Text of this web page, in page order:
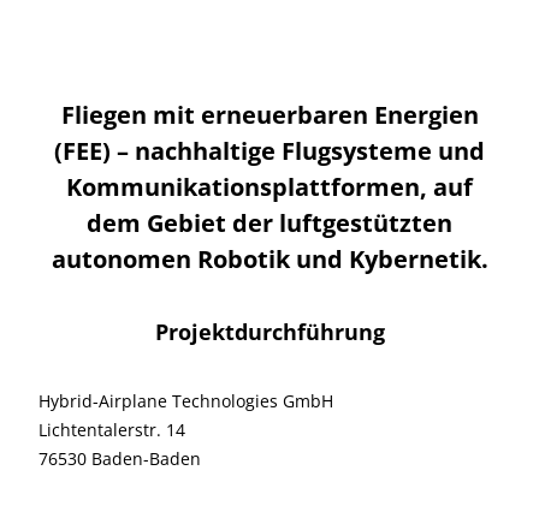
Fliegen mit erneuerbaren Energien
(FEE) – nachhaltige Flugsysteme und
Kommunikationsplattformen, auf
dem Gebiet der luftgestützten
autonomen Robotik und Kybernetik.
Projektdurchführung
Hybrid-Airplane Technologies GmbH
Lichtentalerstr. 14
76530 Baden-Baden